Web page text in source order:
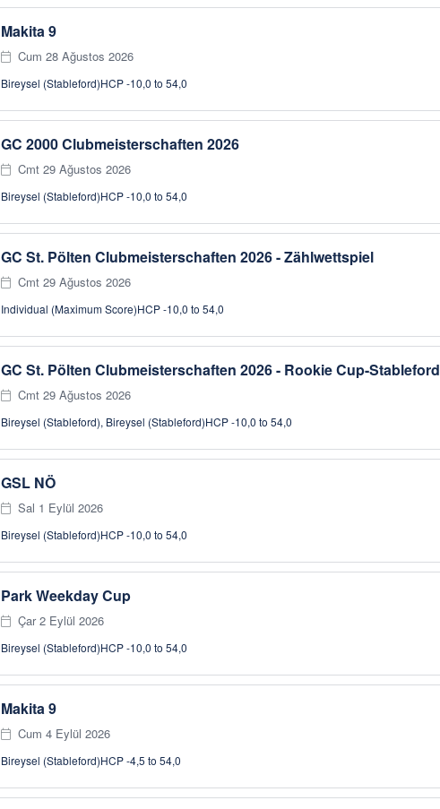
Makita 9
Cum 28 Ağustos 2026
Bireysel (Stableford)HCP -10,0 to 54,0
GC 2000 Clubmeisterschaften 2026
Cmt 29 Ağustos 2026
Bireysel (Stableford)HCP -10,0 to 54,0
GC St. Pölten Clubmeisterschaften 2026 - Zählwettspiel
Cmt 29 Ağustos 2026
Individual (Maximum Score)HCP -10,0 to 54,0
GC St. Pölten Clubmeisterschaften 2026 - Rookie Cup-Stableford
Cmt 29 Ağustos 2026
Bireysel (Stableford), Bireysel (Stableford)HCP -10,0 to 54,0
GSL NÖ
Sal 1 Eylül 2026
Bireysel (Stableford)HCP -10,0 to 54,0
Park Weekday Cup
Çar 2 Eylül 2026
Bireysel (Stableford)HCP -10,0 to 54,0
Makita 9
Cum 4 Eylül 2026
Bireysel (Stableford)HCP -4,5 to 54,0